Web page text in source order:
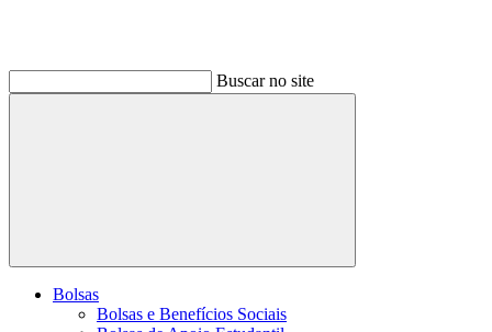
Buscar no site
Buscar
Bolsas
Bolsas e Benefícios Sociais